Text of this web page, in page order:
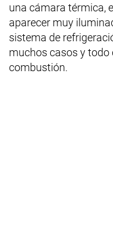
una cámara térmica,
aparecer muy
sistema de
muchos casos y todo
combustión.